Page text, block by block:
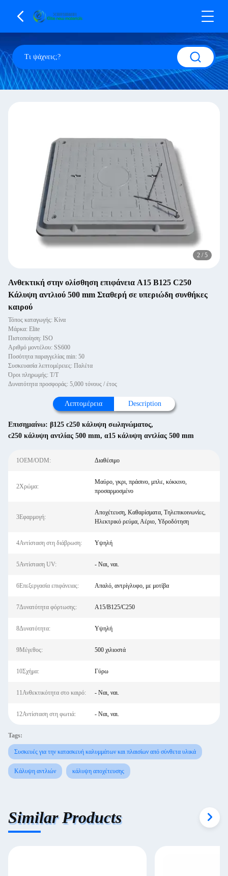
2 / 5
Ανθεκτική στην ολίσθηση επιφάνεια A15 B125 C250
Κάλυψη αντλιού 500 mm Σταθερή σε υπεριώδη συνθήκες
καιρού
Τόπος καταγωγής: Κίνα
Μάρκα: Elite
Πιστοποίηση: ISO
Αριθμό μοντέλου: SS600
Ποσότητα παραγγελίας min: 50
Συσκευασία λεπτομέρειες: Παλέτα
Όροι πληρωμής: Τ/Τ
Δυνατότητα προσφοράς: 5,000 τόνους / έτος
Λεπτομέρεια Description
Επισημαίνω: β125 c250 κάλυψη σωληνώματος,
c250 κάλυψη αντλίας 500 mm, α15 κάλυψη αντλίας 500 mm
1OEM/ODM: Διαθέσιμο
2Χρώμα:
Μαύρο, γκρι, πράσινο, μπλε, κόκκινο,
προσαρμοσμένο
3Εφαρμογή:
Αποχέτευση, Καθαρίσματα, Τηλεπικοινωνίες,
Ηλεκτρικό ρεύμα, Αέριο, Υδροδότηση
4Αντίσταση στη διάβρωση: Υψηλή
5Αντίσταση UV: - Ναι, ναι.
6Επεξεργασία επιφάνειας: Απαλό, αντρίγλυφο, με μοτίβα
7Δυνατότητα φόρτωσης: Α15/Β125/C250
8Δυνατότητα: Υψηλή
9Μέγεθος: 500 χιλιοστά
10Σχήμα: Γύρω
11Ανθεκτικότητα στο καιρό: - Ναι, ναι.
12Αντίσταση στη φωτιά: - Ναι, ναι.
Tags:
Συσκευές για την κατασκευή καλυμμάτων και πλαισίων από σύνθετα υλικά
Κάλυψη αντλιών κάλυψη αποχέτευσης
Similar Products